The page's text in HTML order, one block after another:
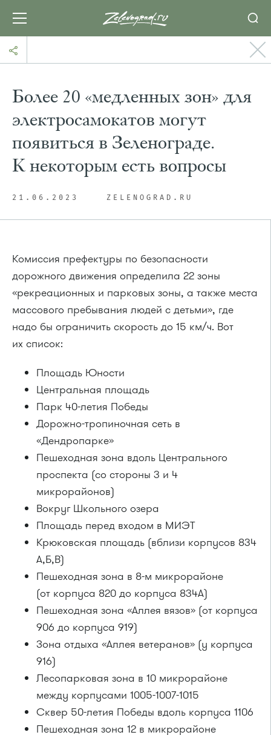
Более 20 «медленных зон» для
электросамокатов могут
появиться в Зеленограде.
К некоторым есть вопросы
21.06.2023 ZELENOGRAD.RU
Комиссия префектуры по безопасности
дорожного движения определила 22 зоны
«рекреационных и парковых зоны, а также места
массового пребывания людей с детьми», где
надо бы ограничить скорость до 15 км/ч. Вот
их список:
Площадь Юности
Центральная площадь
Парк 40-летия Победы
Дорожно-тропиночная сеть в
«Дендропарке»
Пешеходная зона вдоль Центрального
проспекта (со стороны 3 и 4
микрорайонов)
Вокруг Школьного озера
Площадь перед входом в МИЭТ
Крюковская площадь (вблизи корпусов 834
А,Б,В)
Пешеходная зона в 8-м микрорайоне
(от корпуса 820 до корпуса 834А)
Пешеходная зона «Аллея вязов» (от корпуса
906 до корпуса 919)
Зона отдыха «Аллея ветеранов» (у корпуса
916)
Лесопарковая зона в 10 микрорайоне
между корпусами 1005-1007-1015
Сквер 50-летия Победы вдоль корпуса 1106
Пешеходная зона 12 в микрорайоне